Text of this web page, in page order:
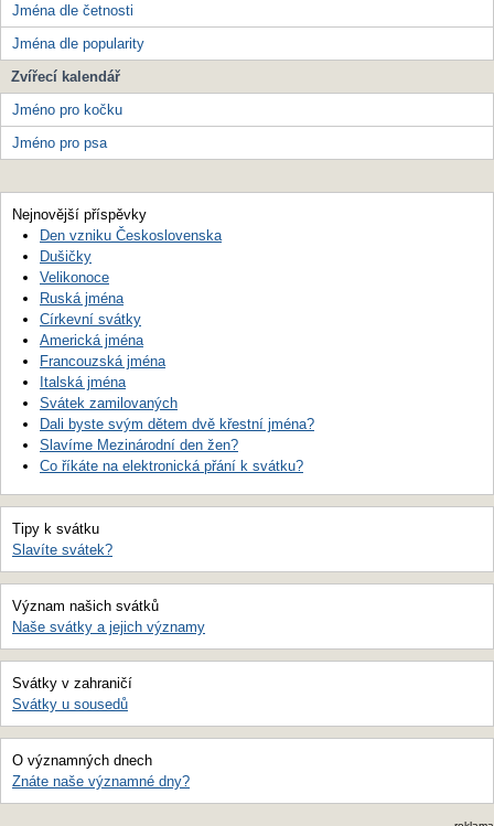
Jména dle četnosti
Jména dle popularity
Zvířecí kalendář
Jméno pro kočku
Jméno pro psa
Nejnovější příspěvky
Den vzniku Československa
Dušičky
Velikonoce
Ruská jména
Církevní svátky
Americká jména
Francouzská jména
Italská jména
Svátek zamilovaných
Dali byste svým dětem dvě křestní jména?
Slavíme Mezinárodní den žen?
Co říkáte na elektronická přání k svátku?
Tipy k svátku
Slavíte svátek?
Význam našich svátků
Naše svátky a jejich významy
Svátky v zahraničí
Svátky u sousedů
O významných dnech
Znáte naše významné dny?